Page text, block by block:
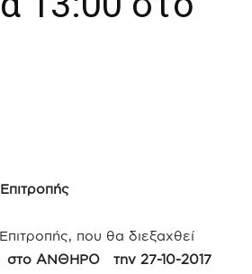
που θα διεξαχθεί
στο ΑΝΘΗΡΟ την 27-10-2017